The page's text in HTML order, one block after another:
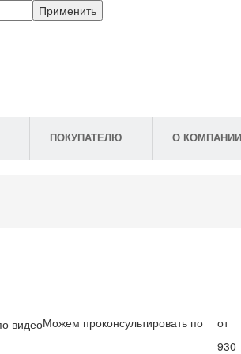
ПОКУПАТЕЛЮ О КОМПАНИИ
Можем проконсультировать по
от
930